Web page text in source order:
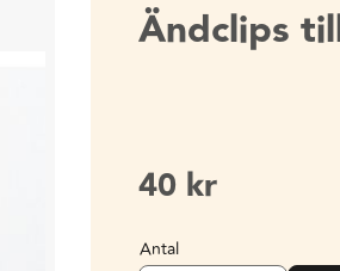
Ändclips
40 kr
Antal